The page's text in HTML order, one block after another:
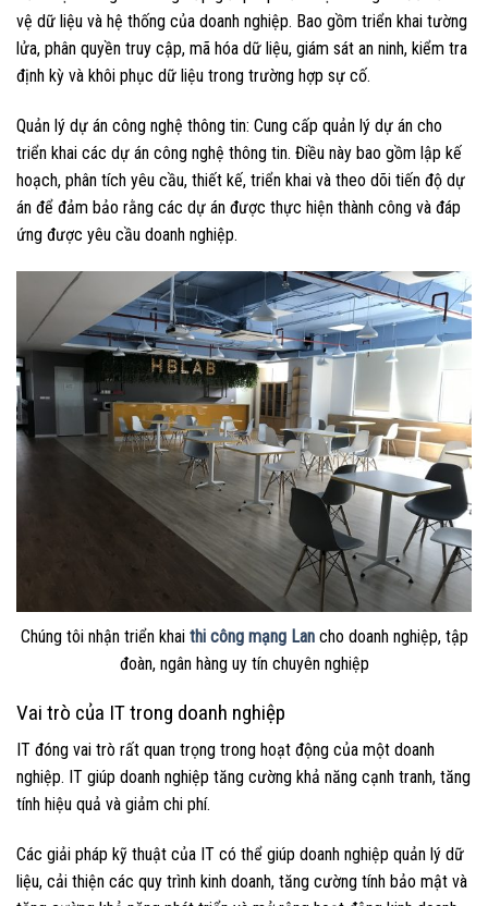
vệ dữ liệu và hệ thống của doanh nghiệp. Bao gồm triển khai tường
lửa, phân quyền truy cập, mã hóa dữ liệu, giám sát an ninh, kiểm tra
định kỳ và khôi phục dữ liệu trong trường hợp sự cố.
Quản lý dự án công nghệ thông tin: Cung cấp quản lý dự án cho
triển khai các dự án công nghệ thông tin. Điều này bao gồm lập kế
hoạch, phân tích yêu cầu, thiết kế, triển khai và theo dõi tiến độ dự
án để đảm bảo rằng các dự án được thực hiện thành công và đáp
ứng được yêu cầu doanh nghiệp.
Chúng tôi nhận triển khai thi công mạng Lancho doanh nghiệp, tập
đoàn, ngân hàng uy tín chuyên nghiệp
Vai trò của IT trong doanh nghiệp
IT đóng vai trò rất quan trọng trong hoạt động của một doanh
nghiệp. IT giúp doanh nghiệp tăng cường khả năng cạnh tranh, tăng
tính hiệu quả và giảm chi phí.
Các giải pháp kỹ thuật của IT có thể giúp doanh nghiệp quản lý dữ
liệu, cải thiện các quy trình kinh doanh, tăng cường tính bảo mật và